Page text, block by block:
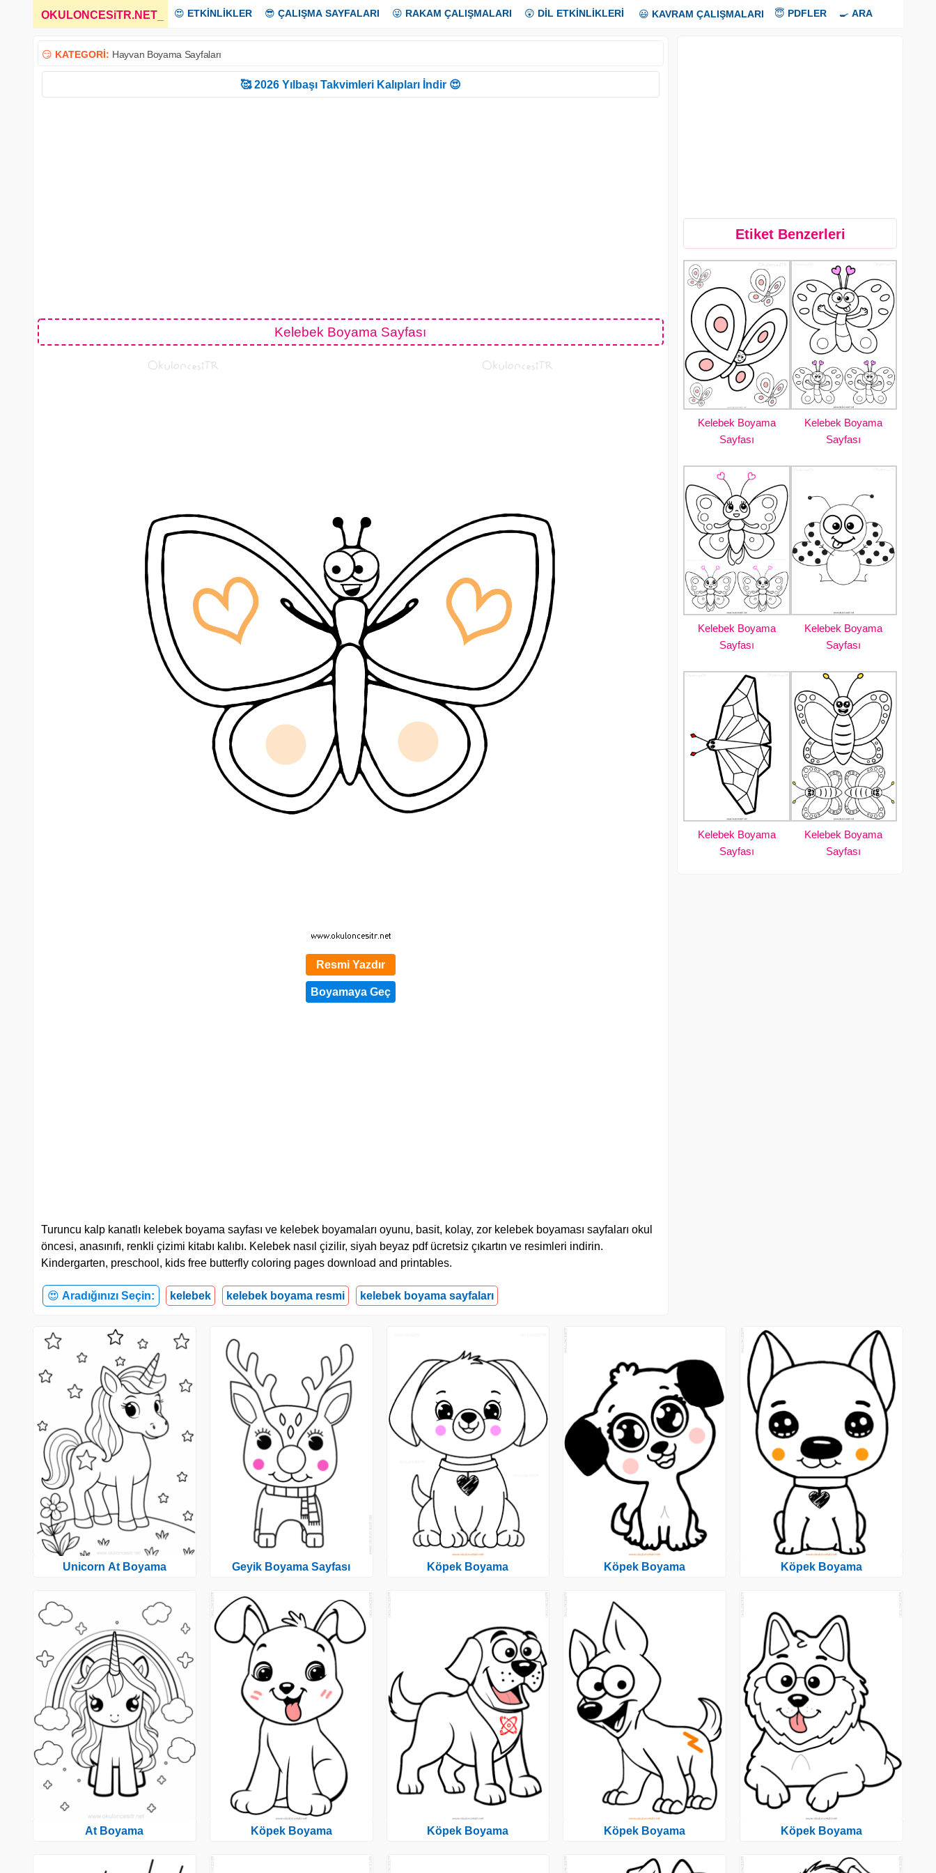
OKULONCESiTR.NET 😍 ETKİNLİKLER 😎 ÇALIŞMA SAYFALARI 😜 RAKAM ÇALIŞMALARI 😲 DİL ETKİNLİKLERİ 😃 KAVRAM ÇALIŞMALARI 😇 PDFLER 🍳 ARA
😏 KATEGORİ: Hayvan Boyama Sayfaları
🥰 2026 Yılbaşı Takvimleri Kalıpları İndir 😍
Kelebek Boyama Sayfası
Resmi Yazdır
Turuncu kalp kanatlı kelebek boyama sayfası ve kelebek boyamaları oyunu, basit, kolay, zor kelebek boyaması sayfaları okul
öncesi, anasınıfı, renkli çizimi kitabı kalıbı. Kelebek nasıl çizilir, siyah beyaz pdf ücretsiz çıkartın ve resimleri indirin.
Kindergarten, preschool, kids free butterfly coloring pages download and printables.
😍 Aradığınızı Seçin: kelebek kelebek boyama resmi kelebek boyama sayfaları
Etiket Benzerleri
Kelebek Boyama
Sayfası
Kelebek Boyama
Sayfası
Kelebek Boyama
Sayfası
Kelebek Boyama
Sayfası
Kelebek Boyama
Sayfası
Kelebek Boyama
Sayfası
Unicorn At Boyama
At Boyama
Geyik Boyama Sayfası
Köpek Boyama
Köpek Boyama
Köpek Boyama
Köpek Boyama
Köpek Boyama
Köpek Boyama
Köpek Boyama